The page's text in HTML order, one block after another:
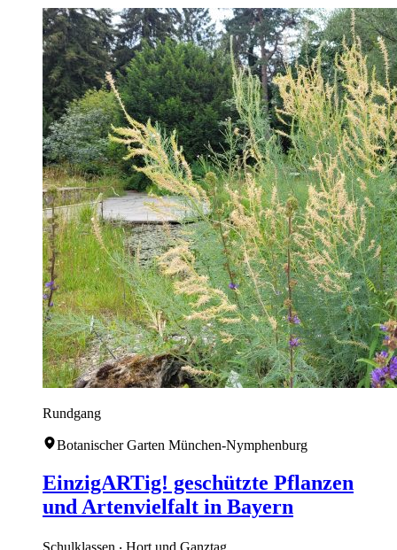
Rundgang
Botanischer Garten München-Nymphenburg
EinzigARTig! geschützte Pflanzen
und Artenvielfalt in Bayern